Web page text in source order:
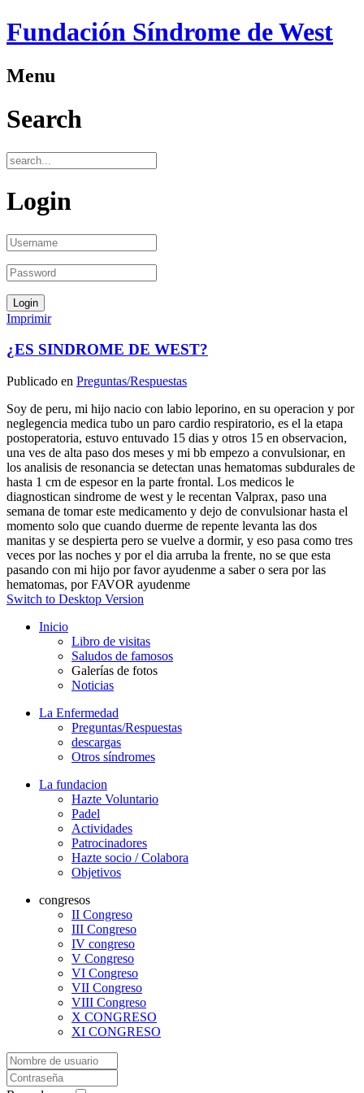
Fundación Síndrome de West
Menu
Search
Login
Imprimir
¿ES SINDROME DE WEST?
Publicado en Preguntas/Respuestas
Soy de peru, mi hijo nacio con labio leporino, en su operacion y por
neglegencia medica tubo un paro cardio respiratorio, es el la etapa
postoperatoria, estuvo entuvado 15 dias y otros 15 en observacion,
una ves de alta paso dos meses y mi bb empezo a convulsionar, en
los analisis de resonancia se detectan unas hematomas subdurales de
hasta 1 cm de espesor en la parte frontal. Los medicos le
diagnostican sindrome de west y le recentan Valprax, paso una
semana de tomar este medicamento y dejo de convulsionar hasta el
momento solo que cuando duerme de repente levanta las dos
manitas y se despierta pero se vuelve a dormir, y eso pasa como tres
veces por las noches y por el dia arruba la frente, no se que esta
pasando con mi hijo por favor ayudenme a saber o sera por las
hematomas, por FAVOR ayudenme
Switch to Desktop Version
Inicio
Libro de visitas
Saludos de famosos
Galerías de fotos
Noticias
La Enfermedad
Preguntas/Respuestas
descargas
Otros síndromes
La fundacion
Hazte Voluntario
Padel
Actividades
Patrocinadores
Hazte socio / Colabora
Objetivos
congresos
II Congreso
III Congreso
IV congreso
V Congreso
VI Congreso
VII Congreso
VIII Congreso
X CONGRESO
XI CONGRESO